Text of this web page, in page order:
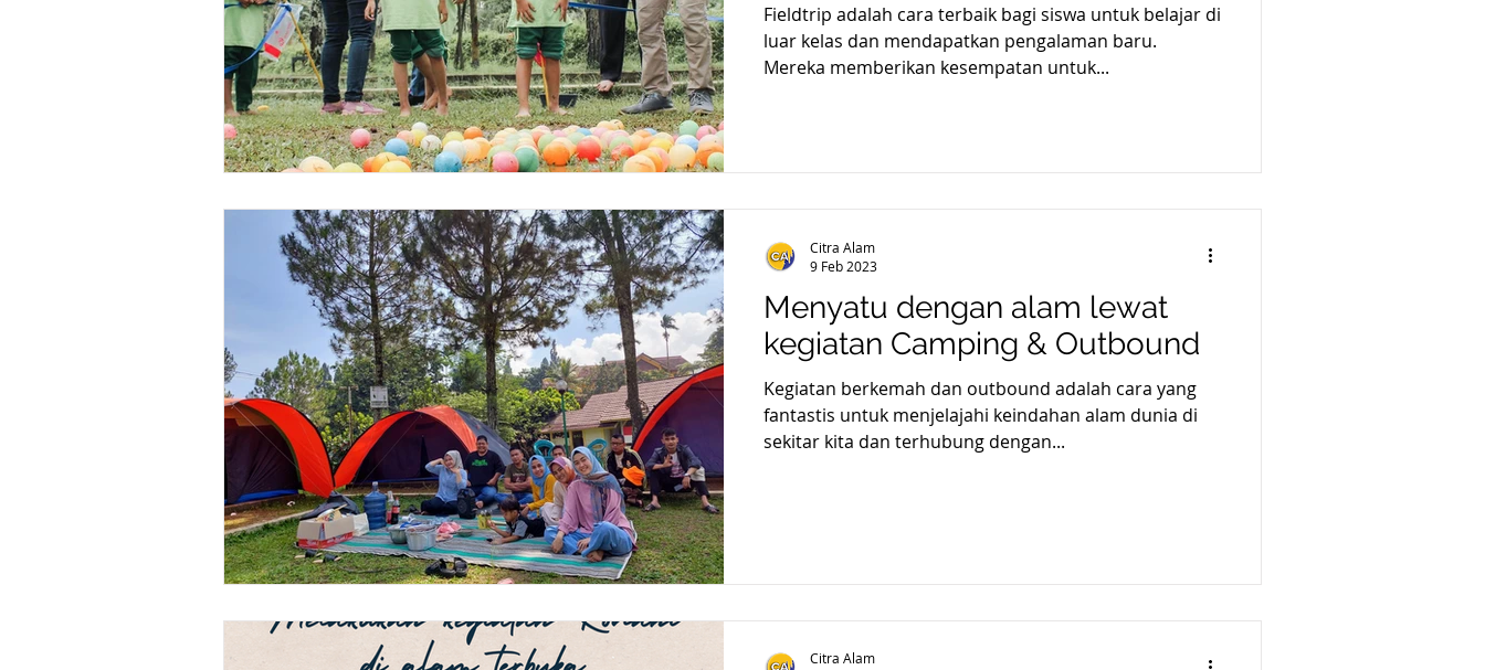
Fieldtrip adalah cara terbaik bagi siswa untuk belajar di
luar kelas dan mendapatkan pengalaman baru.
Mereka memberikan kesempatan untuk...
Menyatu dengan alam lewat
kegiatan Camping & Outbound
Kegiatan berkemah dan outbound adalah cara yang
fantastis untuk menjelajahi keindahan alam dunia di
sekitar kita dan terhubung dengan...
Citra Alam
9 Feb 2023
Citra Alam